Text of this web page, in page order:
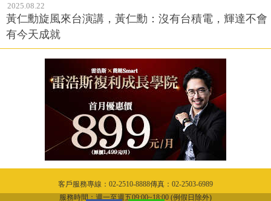
2025.08.22
黃仁勳旋風來台演講，黃仁勳：沒有台積電，輝達不會
有今天成就
客戶服務專線：02-2510-8888傳真：02-2503-6989
服務時間：週一至週五09:00~18:00 (例假日除外)